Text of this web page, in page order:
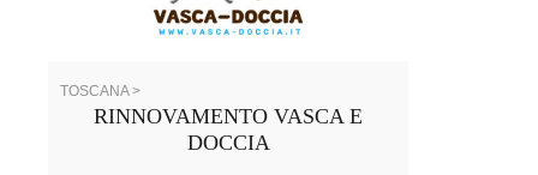
TOSCANA >
RINNOVAMENTO VASCA E
DOCCIA